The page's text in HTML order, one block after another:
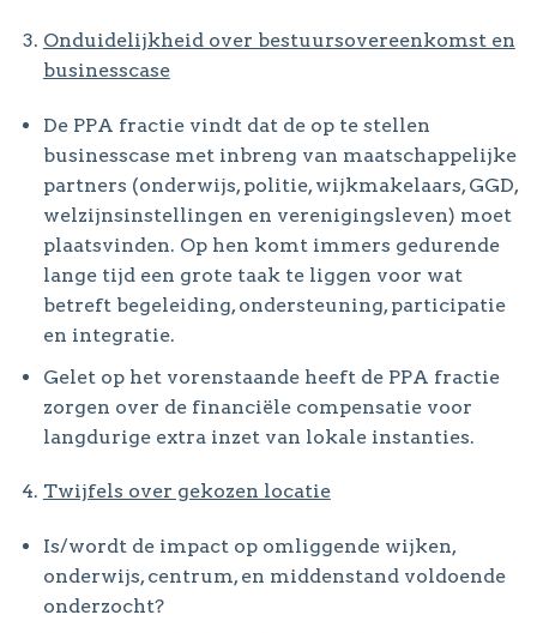
Onduidelijkheid over bestuursovereenkomst en
businesscase
De PPA fractie vindt dat de op te stellen
businesscase met inbreng van maatschappelijke
partners (onderwijs, politie, wijkmakelaars, GGD,
welzijnsinstellingen en verenigingsleven) moet
plaatsvinden. Op hen komt immers gedurende
lange tijd een grote taak te liggen voor wat
betreft begeleiding, ondersteuning, participatie
en integratie.
Gelet op het vorenstaande heeft de PPA fractie
zorgen over de financiële compensatie voor
langdurige extra inzet van lokale instanties.
Twijfels over gekozen locatie
Is/wordt de impact op omliggende wijken,
onderwijs, centrum, en middenstand voldoende
onderzocht?